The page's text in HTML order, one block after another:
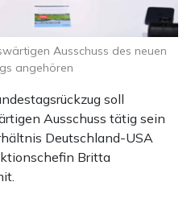
soll
Ausschuss tätig sein
Deutschland-USA
Britta
Ausschuss des neuen
angehören